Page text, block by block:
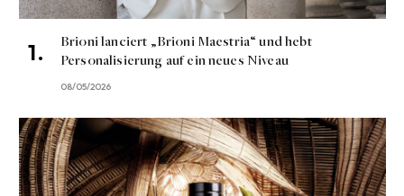
Brioni lanciert „Brioni Maestria“ und hebt
Personalisierung auf ein neues Niveau
08/05/2026